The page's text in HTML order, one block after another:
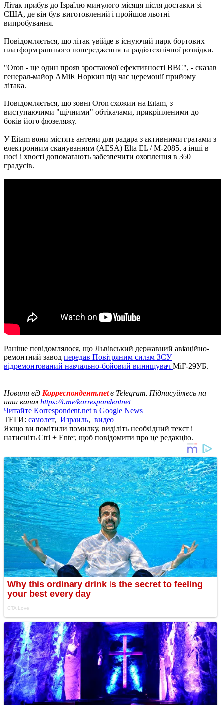
Літак прибув до Ізраїлю минулого місяця після доставки зі
США, де він був виготовлений і пройшов льотні
випробування.
Повідомляється, що літак увійде в існуючий парк бортових
платформ раннього попередження та радіотехнічної розвідки.
"Oron - ще один прояв зростаючої ефективності ВВС", - сказав
генерал-майор АМіК Норкин під час церемонії прийому
літака.
Повідомляється, що зовні Oron схожий на Eitam, з
виступаючими "щічними" обтікачами, прикріпленими до
боків його фюзеляжу.
У Eitam вони містять антени для радара з активними гратами з
електронним скануванням (AESA) Elta EL / M-2085, а інші в
носі і хвості допомагають забезпечити охоплення в 360
градусів.
Раніше повідомлялося, що Львівський державний авіаційно-
ремонтний завод передав Повітряним силам ЗСУ
відремонтований навчально-бойовий винищувач МіГ-29УБ.
Новини від Корреспондент.netв Telegram. Підписуйтесь на
наш канал https://t.me/korrespondentnet
Читайте Korrespondent.net в Google News
ТЕГИ: самолет, Израиль, видео
Якщо ви помітили помилку, виділіть необхідний текст і
натисніть Ctrl + Enter, щоб повідомити про це редакцію.